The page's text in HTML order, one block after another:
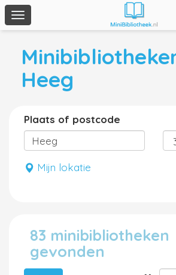
Toggle
navigation
Heeg
Plaats of postcode
Mijn lokatie
83 minibibliotheken
gevonden